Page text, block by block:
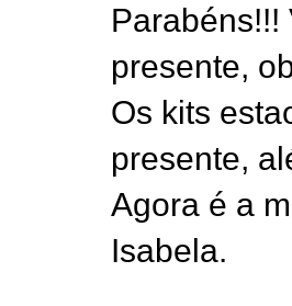
Parabéns!!!
presente,
Os kits
presente,
Agora é a
Isabela.